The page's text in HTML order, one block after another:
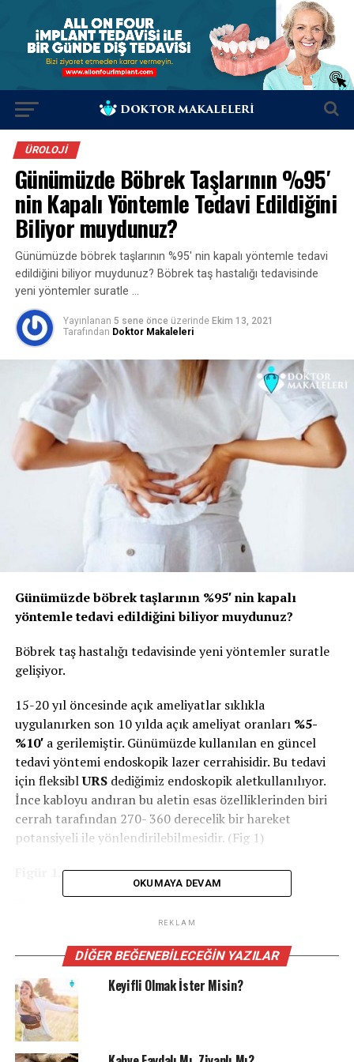
ÜROLOJI
Günümüzde Böbrek Taşlarının %95′
nin Kapalı Yöntemle Tedavi Edildiğini
Biliyor muydunuz?
Günümüzde böbrek taşlarının %95′ nin kapalı yöntemle tedavi
edildiğini biliyor muydunuz? Böbrek taş hastalığı tedavisinde
yeni yöntemler suratle …
Yayınlanan 5 sene önce üzerinde Ekim 13, 2021
Tarafından Doktor Makaleleri
Günümüzde böbrek taşlarının %95′ nin kapalı
yöntemle tedavi edildiğini biliyor muydunuz?
Böbrek taş hastalığı tedavisinde yeni yöntemler suratle
gelişiyor.
15-20 yıl öncesinde açık ameliyatlar sıklıkla
uygulanırken son 10 yılda açık ameliyat oranları %5-
%10′a gerilemiştir. Günümüzde kullanılan en güncel
tedavi yöntemi endoskopik lazer cerrahisidir. Bu tedavi
için fleksiblURSdediğimiz endoskopik aletkullanılıyor.
İnce kabloyu andıran bu aletin esas özelliklerinden biri
cerrah tarafından 270- 360 derecelik bir hareket
potansiyeli ile yönlendirilebilmesidir. (Fig 1)
Flexible urs(RIRS)yönteminin bu özelliği sayesinde
böbrekteki taşları böbreğin her neresinde yerleşmiş
olursa olsun; tamamen endoskopik olarak
bir kesi olmadan)
Figür 2.
OKUMAYA DEVAM
REKLAM
DIĞER BEĞENEBILECEĞIN YAZILAR
Keyifli Olmak İster Misin?